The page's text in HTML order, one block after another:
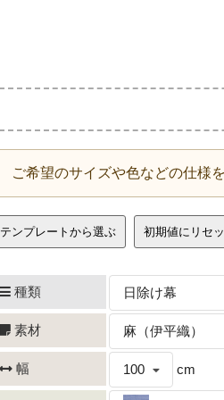
ご希望のサイズや色などの仕様
テンプレートから選ぶ 初期値にリセ
種類 日除け幕
素材 麻（伊平織）
幅 100 cm